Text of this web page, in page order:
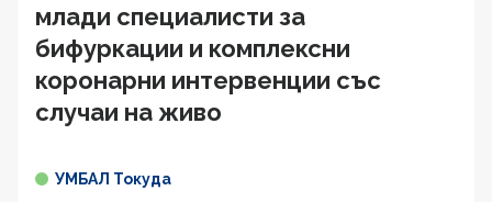
млади специалисти за
бифуркации и комплексни
коронарни интервенции със
случаи на живо
УМБАЛ Токуда